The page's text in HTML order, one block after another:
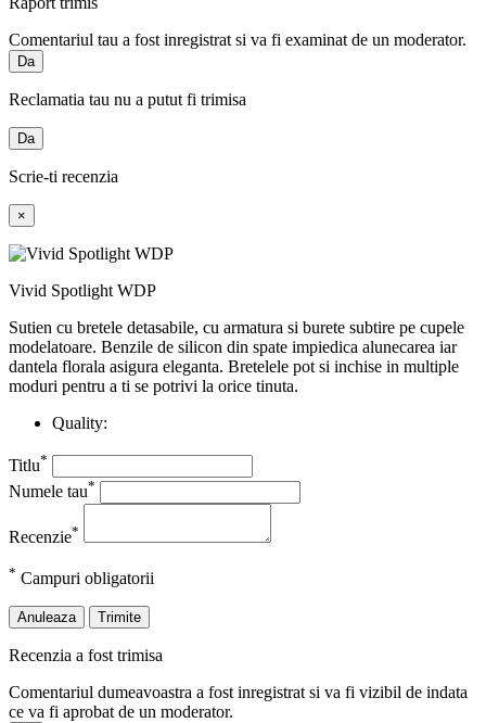
Comentariul tau a fost inregistrat si va fi examinat de un moderator.
Da
Reclamatia tau nu a putut fi trimisa
Da
Scrie-ti recenzia
×
Vivid Spotlight WDP
Sutien cu bretele detasabile, cu armatura si burete subtire pe cupele
modelatoare. Benzile de silicon din spate impiedica alunecarea iar
dantela florala asigura eleganta. Bretelele pot si inchise in multiple
moduri pentru a ti se potrivi la orice tinuta.
Quality:
Titlu*
Numele tau*
Recenzie*
* Campuri obligatorii
Anuleaza Trimite
Recenzia a fost trimisa
Comentariul dumeavoastra a fost inregistrat si va fi vizibil de indata
ce va fi aprobat de un moderator.